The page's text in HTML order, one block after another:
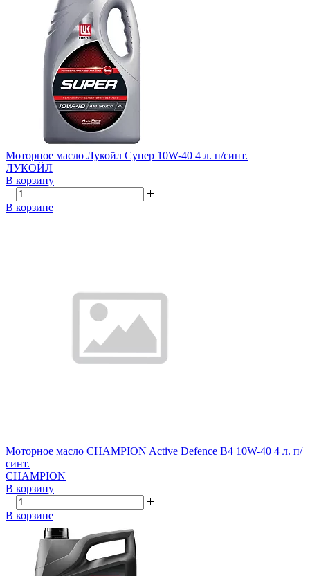
Моторное масло Лукойл Супер 10W-40 4 л. п/синт.
ЛУКОЙЛ
В корзину
В корзине
Моторное масло CHAMPION Active Defence B4 10W-40 4 л. п/
синт.
CHAMPION
В корзину
В корзине